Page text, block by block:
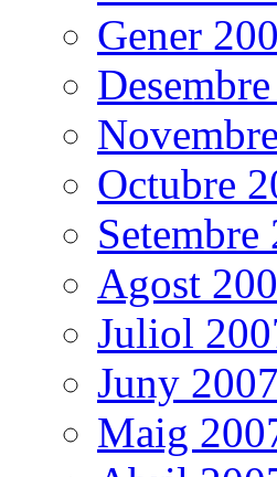
Gener
Octubre
Setembre
Agost
Juliol
Juny 2007
Maig